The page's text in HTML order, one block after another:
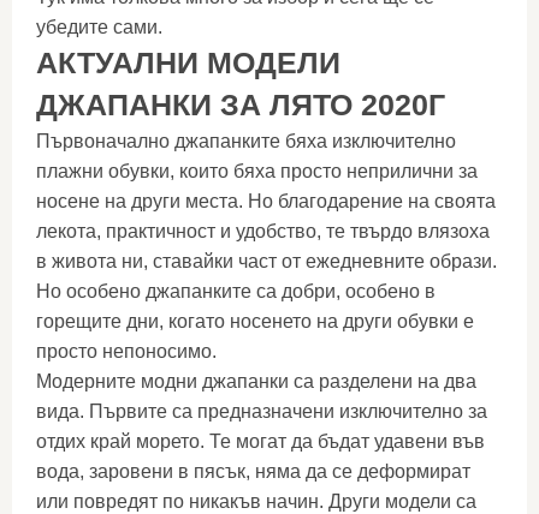
убедите сами.
АКТУАЛНИ МОДЕЛИ
ДЖАПАНКИ ЗА ЛЯТО 2020Г
Първоначално джапанките бяха изключително
плажни обувки, които бяха просто неприлични за
носене на други места. Но благодарение на своята
лекота, практичност и удобство, те твърдо влязоха
в живота ни, ставайки част от ежедневните образи.
Но особено джапанките са добри, особено в
горещите дни, когато носенето на други обувки е
просто непоносимо.
Модерните модни джапанки са разделени на два
вида. Първите са предназначени изключително за
отдих край морето. Те могат да бъдат удавени във
вода, заровени в пясък, няма да се деформират
или повредят по никакъв начин. Други модели са